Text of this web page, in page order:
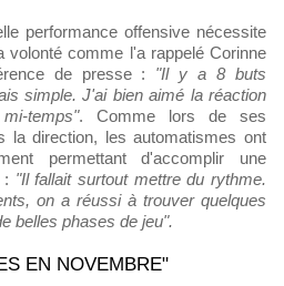
performance offensive nécessite
volonté comme l'a rappelé Corinne
de presse : "Il y a 8 buts
simple. J'ai bien aimé la réaction
temps". Comme lors de ses
la direction, les automatismes ont
permettant d'accomplir une
: "Il fallait surtout mettre du rythme.
on a réussi à trouver quelques
belles phases de jeu".
EN NOVEMBRE"